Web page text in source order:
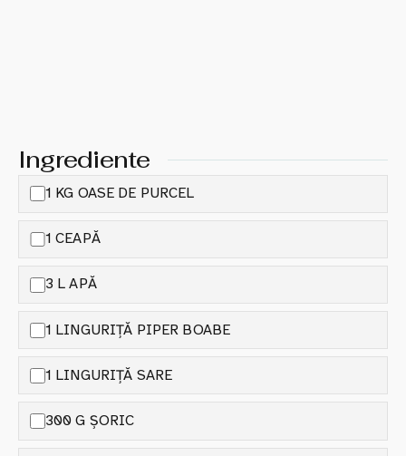
Ingrediente
1 KG OASE DE PURCEL
1 CEAPĂ
3 L APĂ
1 LINGURIȚĂ PIPER BOABE
1 LINGURIȚĂ SARE
300 G ȘORIC